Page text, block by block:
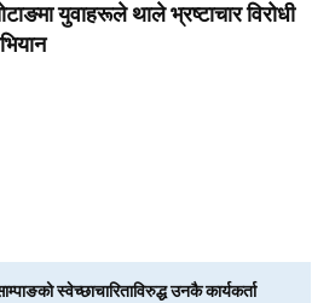
युवाहरूले थाले भ्रष्टाचार विरोधी
स्वेच्छाचारिताविरुद्ध उनकै कार्यकर्ता